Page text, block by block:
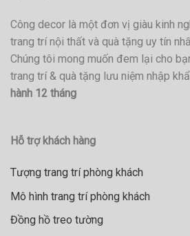
Công decor là một đơn vị giàu kinh
trang trí nội thất và quà tặng uy tín
Chúng tôi mong muốn đem lại cho
trang trí & quà tặng lưu niệm nhập
hành 12 tháng
Hỗ trợ khách hàng
Tượng trang trí phòng khách
Mô hình trang trí phòng khách
Đồng hồ treo tường